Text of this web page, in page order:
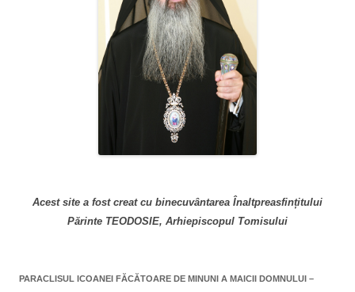
Acest site a fost creat cu binecuvântarea Înaltpreasfințitului
Părinte TEODOSIE, Arhiepiscopul Tomisului
PARACLISUL ICOANEI FĂCĂTOARE DE MINUNI A MAICII DOMNULUI –